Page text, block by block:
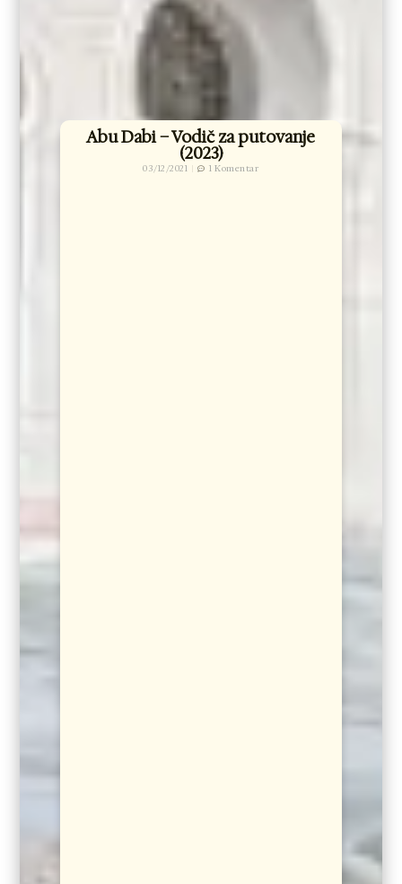
Abu Dabi – Vodič za putovanje
(2023)
03/12/2021 1 Komentar